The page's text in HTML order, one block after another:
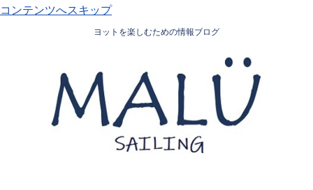
コンテンツへスキップ
ヨットを楽しむための情報ブログ